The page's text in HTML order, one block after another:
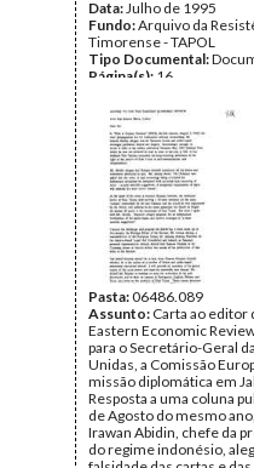
Data:Julho de 1995
Fundo:Arquivo da
Timorense - TAPOL
Tipo Documental:
Página(s): 16
Pasta:06486.089
Assunto: Carta ao editor
Eastern Economic
para o Secretário-Geral
Unidas, a Comissão
missão diplomática em
Resposta a uma coluna
de Agosto do mesmo
Irawan Abidin, chefe da
do regime indonésio,